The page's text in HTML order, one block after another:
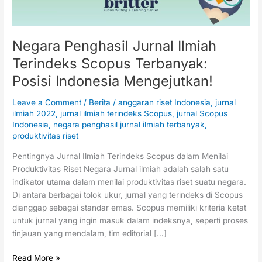
Negara Penghasil Jurnal Ilmiah
Terindeks Scopus Terbanyak:
Posisi Indonesia Mengejutkan!
Leave a Comment / Berita /anggaran riset Indonesia, jurnal
ilmiah 2022, jurnal ilmiah terindeks Scopus, jurnal Scopus
Indonesia, negara penghasil jurnal ilmiah terbanyak,
produktivitas riset
Pentingnya Jurnal Ilmiah Terindeks Scopus dalam Menilai
Produktivitas Riset Negara Jurnal ilmiah adalah salah satu
indikator utama dalam menilai produktivitas riset suatu negara.
Di antara berbagai tolok ukur, jurnal yang terindeks di Scopus
dianggap sebagai standar emas. Scopus memiliki kriteria ketat
untuk jurnal yang ingin masuk dalam indeksnya, seperti proses
tinjauan yang mendalam, tim editorial […]
Read More »